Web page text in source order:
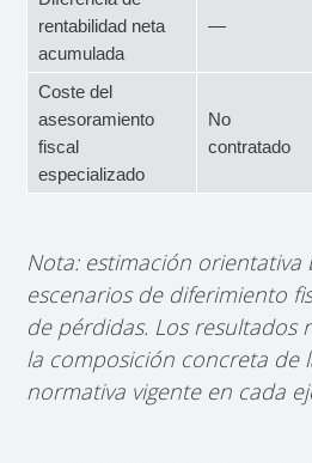
rentabilidad neta
acumulada
—
Coste del
asesoramiento
fiscal
especializado
No
contratado
Nota: estimación orientativa
escenarios de diferimiento
de pérdidas. Los resultados
la composición concreta de
normativa vigente en cada